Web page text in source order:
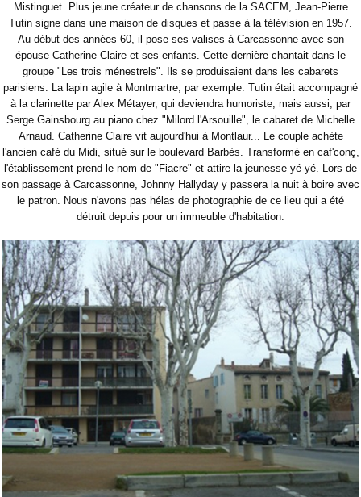
Mistinguet. Plus jeune créateur de chansons de la SACEM, Jean-Pierre
Tutin signe dans une maison de disques et passe à la télévision en 1957.
Au début des années 60, il pose ses valises à Carcassonne avec son
épouse Catherine Claire et ses enfants. Cette dernière chantait dans le
groupe "Les trois ménestrels". Ils se produisaient dans les cabarets
parisiens: La lapin agile à Montmartre, par exemple. Tutin était accompagné
à la clarinette par Alex Métayer, qui deviendra humoriste; mais aussi, par
Serge Gainsbourg au piano chez "Milord l'Arsouille", le cabaret de Michelle
Arnaud. Catherine Claire vit aujourd'hui à Montlaur... Le couple achète
l'ancien café du Midi, situé sur le boulevard Barbès. Transformé en caf'conç,
l'établissement prend le nom de "Fiacre" et attire la jeunesse yé-yé. Lors de
son passage à Carcassonne, Johnny Hallyday y passera la nuit à boire avec
le patron. Nous n'avons pas hélas de photographie de ce lieu qui a été
détruit depuis pour un immeuble d'habitation.